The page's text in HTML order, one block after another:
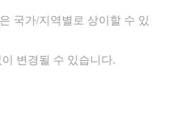
국가/지역별로 상이할 수 있
변경될 수 있습니다.